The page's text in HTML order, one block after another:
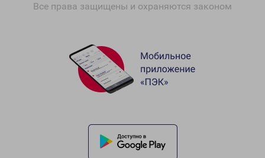
Все права защищены и охраняются законом